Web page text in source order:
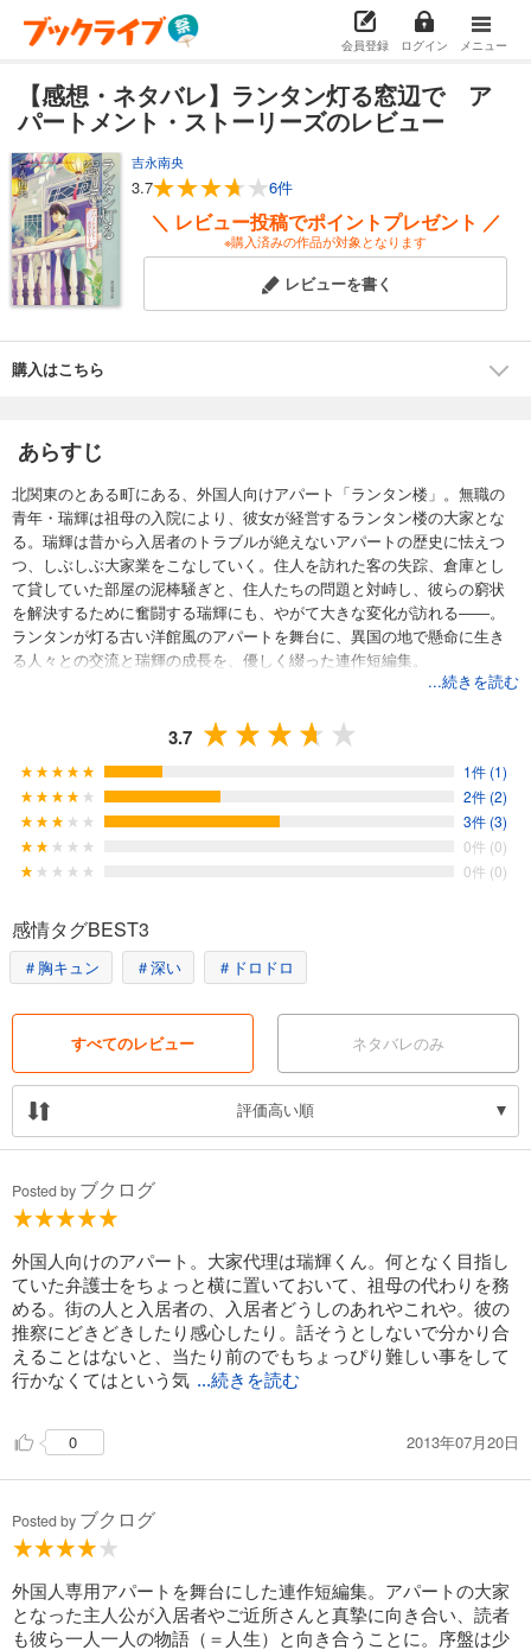
会員登録 ログイン メニュー
【感想・ネタバレ】ランタン灯る窓辺で ア
パートメント・ストーリーズのレビュー
吉永南央
3.7 6件
＼ レビュー投稿でポイントプレゼント ／
※購入済みの作品が対象となります
レビューを書く
購入はこちら
あらすじ
北関東のとある町にある、外国人向けアパート「ランタン楼」。無職の
青年・瑞輝は祖母の入院により、彼女が経営するランタン楼の大家とな
る。瑞輝は昔から入居者のトラブルが絶えないアパートの歴史に怯えつ
つ、しぶしぶ大家業をこなしていく。住人を訪れた客の失踪、倉庫とし
て貸していた部屋の泥棒騒ぎと、住人たちの問題と対峙し、彼らの窮状
を解決するために奮闘する瑞輝にも、やがて大きな変化が訪れる――。
ランタンが灯る古い洋館風のアパートを舞台に、異国の地で懸命に生き
る人々との交流と瑞輝の成長を、優しく綴った連作短編集。
...続きを読む
3.7
1件 (1)
2件 (2)
3件 (3)
0件 (0)
0件 (0)
感情タグBEST3
＃胸キュン ＃深い ＃ドロドロ
すべてのレビュー ネタバレのみ
評価高い順
Posted by ブクログ
外国人向けのアパート。大家代理は瑞輝くん。何となく目指し
ていた弁護士をちょっと横に置いておいて、祖母の代わりを務
める。街の人と入居者の、入居者どうしのあれやこれや。彼の
推察にどきどきしたり感心したり。話そうとしないで分かり合
えることはないと、当たり前のでもちょっぴり難しい事をして
行かなくてはという気 ...続きを読む
0 2013年07月20日
Posted by ブクログ
外国人専用アパートを舞台にした連作短編集。アパートの大家
となった主人公が入居者やご近所さんと真摯に向き合い、読者
も彼ら一人一人の物語（＝人生）と向き合うことに。序盤は少